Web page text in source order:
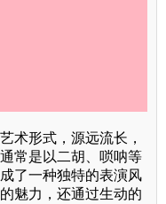
术形式，源远流长，
常是以二胡、唢呐等
了一种独特的表演风
魅力，还通过生动的